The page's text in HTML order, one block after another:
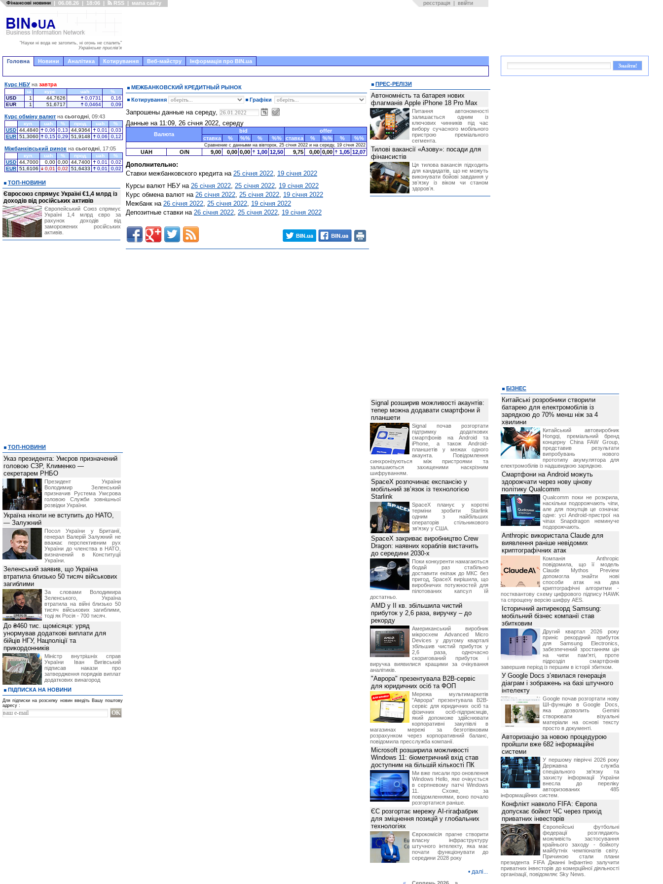
Фінансові новини | 06.08.26 | 18:06 | RSS | мапа сайту реєстрація | ввійти
"Науки ні вода не затопить, ні огонь не спалить"
Українське прислів'я
Головна Новини Аналітика Котирування Веб-майстру Інформація про BIN.ua
МЕЖБАНКОВСКИЙ КРЕДИТНЫЙ РЫНОК
Котирування Графіки
Запрошены данные на середу,
Данные на 11:09, 26 січня 2022, середу
Валюта
bid
offer
ставка
% %% % %% ставка % %% % %%
Сравнение с данными на вівторок, 25 січня 2022 и на середу, 19 січня 2022
UAH O/N 9,00 0,00 0,00 1,00 12,50 9,75 0,00 0,00 1,05 12,07
Дополнительно:
Ставки межбанковского кредита на 25 січня 2022, 19 січня 2022
Курсы валют НБУ на 26 січня 2022, 25 січня 2022, 19 січня 2022
Курс обмена валют на 26 січня 2022, 25 січня 2022, 19 січня 2022
Межбанк на 26 січня 2022, 25 січня 2022, 19 січня 2022
Депозитные ставки на 26 січня 2022, 25 січня 2022, 19 січня 2022
Курс НБУ на завтра
за курс uah
%
USD
1 44,7626 0,0731
0,16
EUR
1 51,6717 0,0464 0,09
Курс обміну валют на сьогодні , 09:43
куп. uah % прод. uah
%
USD 44,4840 0,06 0,13 44,9364 0,01
0,03
EUR 51,3060 0,15 0,29 51,9148 0,06 0,12
Міжбанківський ринок на сьогодні , 17:05
куп. uah % прод. uah
%
USD 44,7000 0,00 0,00 44,7400 0,01
0,02
EUR 51,6106 0,01 0,02 51,6433 0,01 0,02
ТОП-НОВИНИ
Євросоюз спрямує Україні €1,4 млрд із
доходів від російських активів
Європейський Союз спрямує
Україні 1,4 млрд євро за
рахунок доходів від
заморожених російських
активів.
ТОП-НОВИНИ
Указ президента: Умєров призначений
головою СЗР, Клименко —
секретарем РНБО
Президент України
Володимир Зеленський
призначив Pустема Умєрова
головою Служби зовнішньої
розвідки України.
Україна ніколи не вступить до НАТО,
— Залужний
Посол України у Британії,
генерал Валерій Залужний не
вважає перспективним рух
України до членства в НАТО,
визначений в Конституції
України.
Зеленський заявив, що Україна
втратила близько 50 тисяч військових
загиблими
За словами Володимира
Зеленського, Україна
втратила на війні близько 50
тисяч військових загиблими,
тоді як Росія - 700 тисяч.
До ₴460 тис. щомісяця: уряд
унормував додаткові виплати для
бійців НГУ, Нацполіції та
прикордонників
Міністр внутрішніх справ
України Іван Вигівський
підписав накази про
затвердження порядків виплат
додаткових винагород
ПІДПИСКА НА НОВИНИ
Для підписки на розсилку новин введіть Вашу поштову
адресу :
ПРЕС-РЕЛІЗИ
Автономність та батарея нових
флагманів Apple iPhone 18 Pro Max
Питання автономності
залишається одним із
ключових чинників під час
вибору сучасного мобільного
пристрою преміального
сегмента.
Тилові вакансії «Азову»: посади для
фінансистів
Ця тилова вакансія підходить
для кандидатів, що не можуть
виконувати бойові завдання у
звʼязку із віком чи станом
здоровʼя.
Signal розширив можливості акаунтів:
тепер можна додавати смартфони й
планшети
Signal почав розгортати
підтримку додаткових
смартфонів на Android та
iPhone, а також Android-
планшетів у межах одного
акаунта. Повідомлення
синхронізуються між пристроями та
залишаються захищеними наскрізним
шифруванням.
SpaceX розпочинає експансію у
мобільний зв’язок із технологією
Starlink
SpaceX планує у короткі
терміни зробити Starlink
одним з найбільших
операторів стільникового
зв'язку у США.
SpaceX закриває виробництво Crew
Dragon: наявних кораблів вистачить
до середини 2030-х
Поки конкуренти намагаються
бодай раз стабільно
доставити екіпаж до МКС без
пригод, SpaceX вирішила, що
виробничих потужностей для
пілотованих капсул їй
достатньо.
AMD у II кв. збільшила чистий
прибуток у 2,6 раза, виручку – до
рекорду
Американський виробник
мікросхем Advanced Micro
Devices у другому кварталі
збільшив чистий прибуток у
2,6 раза, одночасно
скоригований прибуток і
виручка виявилися кращими за очікування
аналітиків.
"Аврора" презентувала B2B-сервіс
для юридичних осіб та ФОП
Мережа мультимаркетів
"Аврора" презентувала B2B-
сервіс для юридичних осіб та
фізичних осіб-підприємців,
який допоможе здійснювати
корпоративні закупівлі в
магазинах мережі за безготівковим
розрахунком через корпоративний баланс,
повідомила пресслужба компанії.
Microsoft розширила можливості
Windows 11: біометричний вхід став
доступним на більшій кількості ПК
Ми вже писали про оновлення
Windows Hello, яке очікується
в серпневому патчі Windows
11. Схоже, за
повідомленнями, воно почало
розгортатися раніше.
ЄС розгортає мережу AI-гігафабрик
для зміцнення позицій у глобальних
технологіях
Єврокомісія прагне створити
власну інфраструктуру
штучного інтелекту, яка має
почати функціонувати до
середини 2028 року
• далі...
БІЗНЕС
Китайські розробники створили
батарею для електромобілів із
зарядкою до 70% менш ніж за 4
хвилини
Китайський автовиробник
Hongqi, преміальний бренд
концерну China FAW Group,
представив результати
випробувань нового
прототипу акумулятора для
електромобілів із надшвидкою зарядкою.
Смартфони на Android можуть
здорожчати через нову цінову
політику Qualcomm
Qualcomm поки не розкрила,
наскільки подорожчають чіпи,
але для покупців це означає
одне: усі Android-пристрої на
чіпах Snapdragon неминуче
подорожчають.
Anthropic використала Claude для
виявлення раніше невідомих
криптографічних атак
Компанія Anthropic
повідомила, що її модель
Claude Mythos Preview
допомогла знайти нові
способи атак на два
криптографічні алгоритми -
постквантову схему цифрового підпису HAWK
та спрощену версію шифру AES.
Історичний антирекорд Samsung:
мобільний бізнес компанії став
збитковим
Другий квартал 2026 року
приніс рекордний прибуток
для Samsung Electronics,
забезпечений зростанням цін
на чипи пам'яті, проте
підрозділ смартфонів
завершив період із першим в історії збитком.
У Google Docs з’явилася генерація
діаграм і зображень на базі штучного
інтелекту
Google почав розгортати нову
ШІ-функцію в Google Docs,
яка дозволить Gemini
створювати візуальні
матеріали на основі тексту
просто в документі.
Авторизацію за новою процедурою
пройшли вже 682 інформаційні
системи
У першому півріччі 2026 року
Державна служба
спеціального зв'язку та
захисту інформації України
внесла до переліку
авторизованих 485
інформаційних систем.
Конфлікт навколо FIFA: Європа
допускає бойкот ЧС через прихід
приватних інвесторів
Європейські футбольні
федерації розглядають
можливість застосування
крайнього заходу - бойкоту
майбутніх чемпіонатів світу.
Причиною стали плани
президента FIFA Джанні Інфантіно залучити
приватних інвесторів до комерційної діяльності
організації, повідомляє Sky News.